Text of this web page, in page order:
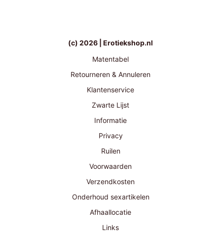
(c) 2026 | Erotiekshop.nl
Matentabel
Retourneren & Annuleren
Klantenservice
Zwarte Lijst
Informatie
Privacy
Ruilen
Voorwaarden
Verzendkosten
Onderhoud sexartikelen
Afhaallocatie
Links